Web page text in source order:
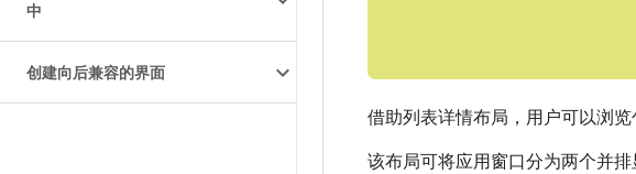
中
创建向后兼容的界面
借助列表详情布局，用户可以浏
该布局可将应用窗口分为两个并